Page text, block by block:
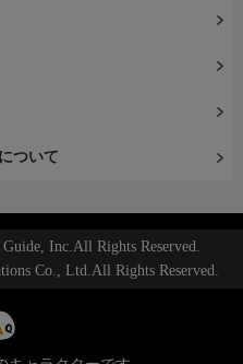
ついて
Inc.All Rights Reserved.
Co., Ltd.All Rights Reserved.